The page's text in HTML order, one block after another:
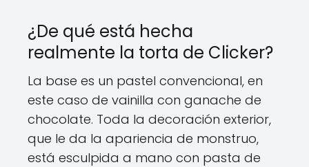
¿De qué está hecha
realmente la torta de Clicker?
La base es un pastel convencional, en
este caso de vainilla con ganache de
chocolate. Toda la decoración exterior,
que le da la apariencia de monstruo,
está esculpida a mano con pasta de